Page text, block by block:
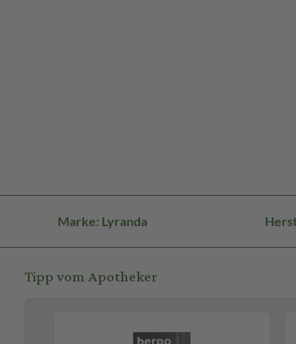
Marke: Lyranda
Tipp vom Apotheker